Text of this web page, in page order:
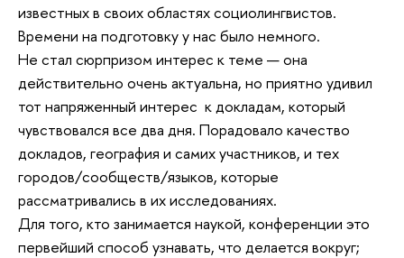
известных в своих областях социолингвистов.
Времени на подготовку у нас было немного.
Не стал сюрпризом интерес к теме — она
действительно очень актуальна, но приятно удивил
тот напряженный интерес к докладам, который
чувствовался все два дня. Порадовало качество
докладов, география и самих участников, и тех
городов/сообществ/языков, которые
рассматривались в их исследованиях.
Для того, кто занимается наукой, конференции это
первейший способ узнавать, что делается вокруг;